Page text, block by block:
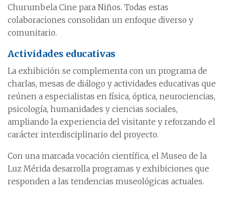
Churumbela Cine para Niños. Todas estas
colaboraciones consolidan un enfoque diverso y
comunitario.
Actividades educativas
La exhibición se complementa con un programa de
charlas, mesas de diálogo y actividades educativas que
reúnen a especialistas en física, óptica, neurociencias,
psicología, humanidades y ciencias sociales,
ampliando la experiencia del visitante y reforzando el
carácter interdisciplinario del proyecto.
Con una marcada vocación científica, el Museo de la
Luz Mérida desarrolla programas y exhibiciones que
responden a las tendencias museológicas actuales.